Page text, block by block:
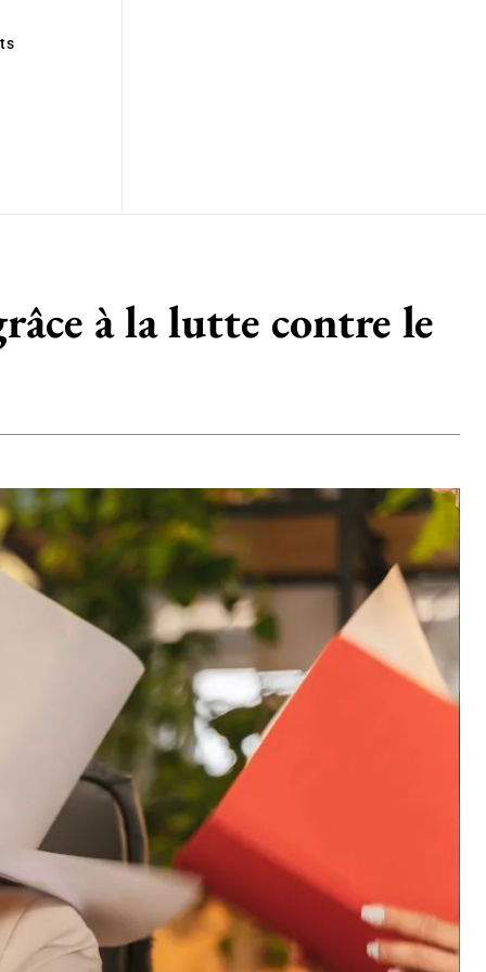
à la lutte contre le